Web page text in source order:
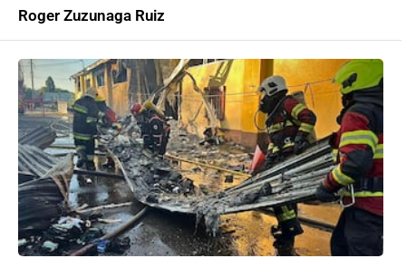
Roger Zuzunaga Ruiz